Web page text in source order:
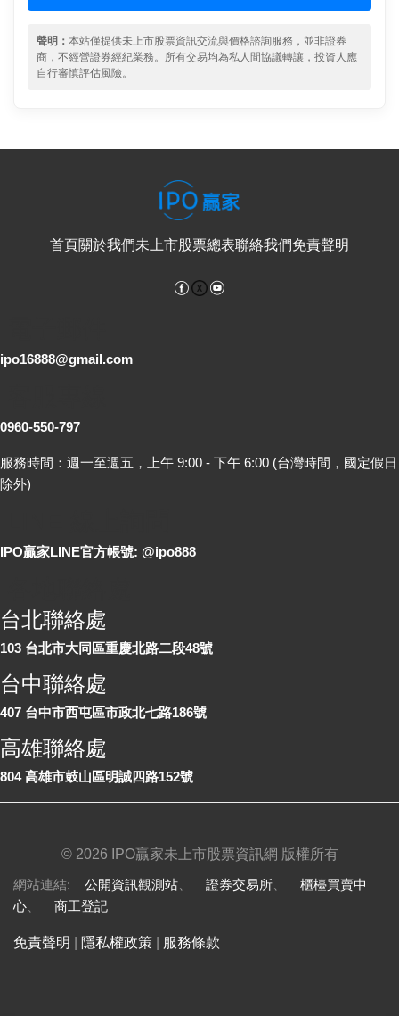
聲明： 本站僅提供未上市股票資訊交流與價格諮詢服務，並非證券
商，不經營證券經紀業務。所有交易均為私人間協議轉讓，投資人應
自行審慎評估風險。
首頁關於我們未上市股票總表聯絡我們免責聲明
Facebook
ipo16888@gmail.com
0960-550-797
服務時間：週一至週五，上午 9:00 - 下午 6:00 (台灣時間，國定假日
除外)
IPO贏家LINE官方帳號: @ipo888
台北聯絡處
103 台北市大同區重慶北路二段48號
台中聯絡處
407 台中市西屯區市政北七路186號
高雄聯絡處
804 高雄市鼓山區明誠四路152號
© 2026 IPO贏家未上市股票資訊網 版權所有
網站連結: 公開資訊觀測站 證券交易所
櫃檯買賣中
心
商工登記
免責聲明 隱私權政策 服務條款